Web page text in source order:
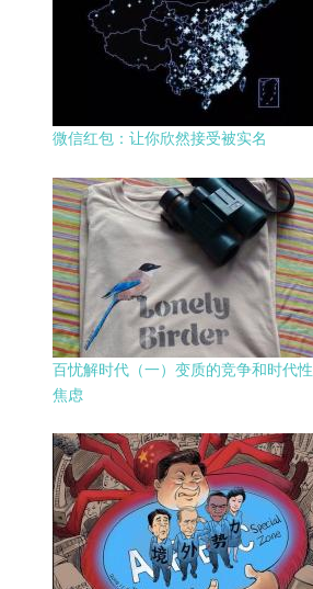
微信红包：让你欣然接受被实名
百忧解时代（一）变质的竞争和时代性
焦虑